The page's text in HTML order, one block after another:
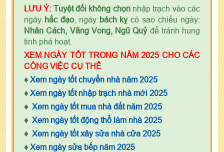
LƯU Ý: Tuyệt đối không chọnnhập trạch vào các
ngày hắc đạo, ngày bách kỵcó sao chiếu ngày:
Nhân Cách, Vãng Vong, Ngũ Quỷđể tránh hung
tinh phá hoạt.
XEM NGÀY TỐT TRONG NĂM 2025 CHO CÁC
CÔNG VIỆC CỤ THỂ
♦ Xem ngày tốt chuyển nhà năm 2025
♦ Xem ngày tốt nhập trạch nhà mới 2025
♦ Xem ngày tốt mua nhà đất năm 2025
♦ Xem ngày tốt động thổ làm nhà 2025
♦ Xem ngày tốt xây sửa nhà cửa 2025
♦ Xem ngày sửa bếp năm 2025